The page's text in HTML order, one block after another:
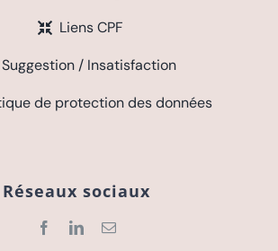
Liens CPF
Suggestion / Insatisfaction
de protection des données
Réseaux sociaux